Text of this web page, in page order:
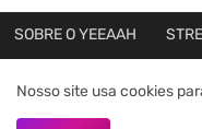
SOBRE O YEEAAH
Feito com
Nosso site usa cookies